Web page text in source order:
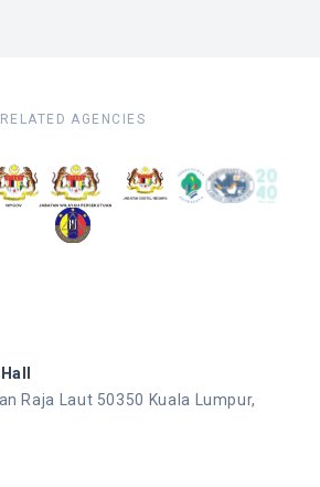
RELATED AGENCIES
Raja Laut 50350 Kuala Lumpur,